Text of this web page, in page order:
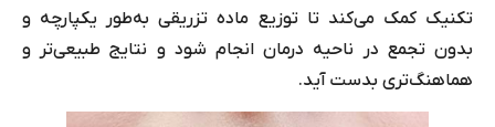
تکنیک کمک می‌کند تا توزیع ماده تزریقی به‌طور یکپارچه و
بدون تجمع در ناحیه درمان انجام شود و نتایج طبیعی‌تر و
هماهنگ‌تری بدست آید.